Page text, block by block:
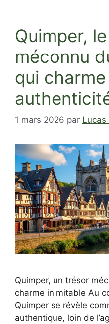
Quimper,
méconnu
qui
1 mars 2026 par Lucas
Quimper, un trésor
charme inimitable Au
Quimper se révèle
authentique, loin de